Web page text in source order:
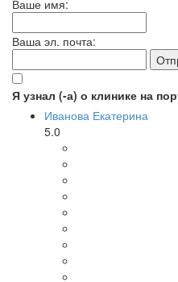
Ваше имя:
Ваша эл. почта:
Я узнал (-а) о клинике на
Иванова Екатерина
5.0